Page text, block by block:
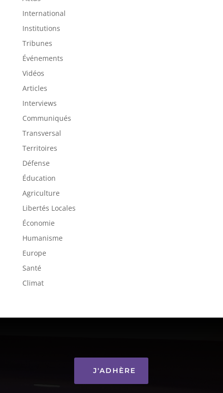
International
Institutions
Tribunes
Événements
Vidéos
Articles
Interviews
Communiqués
Transversal
Territoires
Défense
Éducation
Agriculture
Libertés Locales
Économie
Humanisme
Europe
Santé
Climat
J'ADHÈRE